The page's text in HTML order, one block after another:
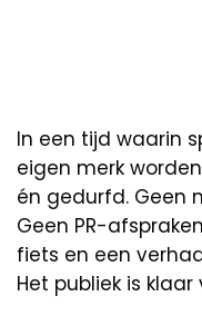
In een tijd waarin
eigen merk
én gedurfd. Geen
Geen PR-
fiets en een
Het publiek is